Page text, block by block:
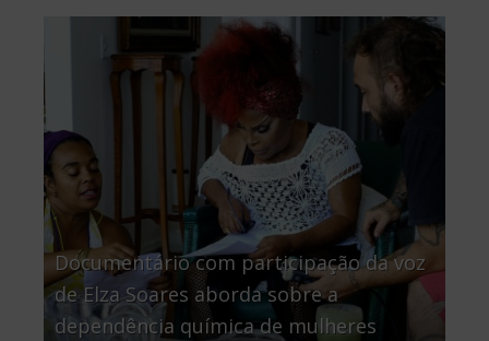
Documentário com participação da voz
de Elza Soares aborda sobre a
dependência química de mulheres